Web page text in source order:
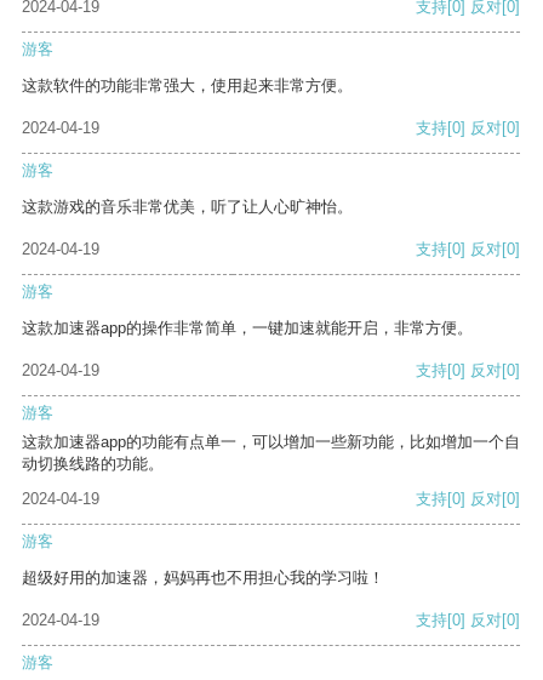
2024-04-19 支持[0] 反对[0]
游客
这款软件的功能非常强大，使用起来非常方便。
2024-04-19 支持[0] 反对[0]
游客
这款游戏的音乐非常优美，听了让人心旷神怡。
2024-04-19 支持[0] 反对[0]
游客
这款加速器app的操作非常简单，一键加速就能开启，非常方便。
2024-04-19 支持[0] 反对[0]
游客
这款加速器app的功能有点单一，可以增加一些新功能，比如增加一个自
动切换线路的功能。
2024-04-19
支持[0] 反对[0]
游客
超级好用的加速器，妈妈再也不用担心我的学习啦！
2024-04-19 支持[0] 反对[0]
游客